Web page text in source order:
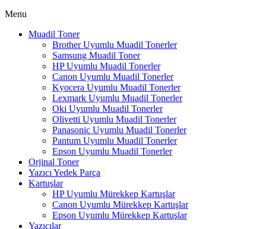
Menu
Muadil Toner
Brother Uyumlu Muadil Tonerler
Samsung Muadil Toner
HP Uyumlu Muadil Tonerler
Canon Uyumlu Muadil Tonerler
Kyocera Uyumlu Muadil Tonerler
Lexmark Uyumlu Muadil Tonerler
Oki Uyumlu Muadil Tonerler
Olivetti Uyumlu Muadil Tonerler
Panasonic Uyumlu Muadil Tonerler
Pantum Uyumlu Muadil Tonerler
Epson Uyumlu Muadil Tonerler
Orjinal Toner
Yazıcı Yedek Parça
Kartuşlar
HP Uyumlu Mürekkep Kartuşlar
Canon Uyumlu Mürekkep Kartuşlar
Epson Uyumlu Mürekkep Kartuşlar
Yazıcılar